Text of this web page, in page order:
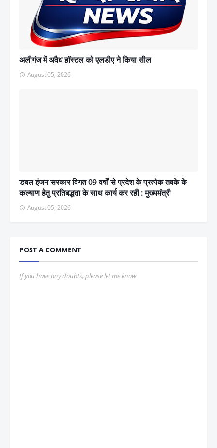
अलीगंज में अवैध हाॅस्टल को एलडीए ने किया सील
August 05, 2026
डबल इंजन सरकार विगत 09 वर्षों से प्रदेश के प्रत्येक तबके के
कल्याण हेतु प्रतिबद्धता के साथ कार्य कर रही : मुख्यमंत्री
August 05, 2026
POST A COMMENT
If you have any doubts, please let me know